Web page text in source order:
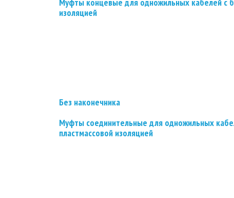
Муфты концевые для одножильных кабелей с
изоляцией
Без наконечника
Муфты соединительные для одножильных
пластмассовой изоляцией